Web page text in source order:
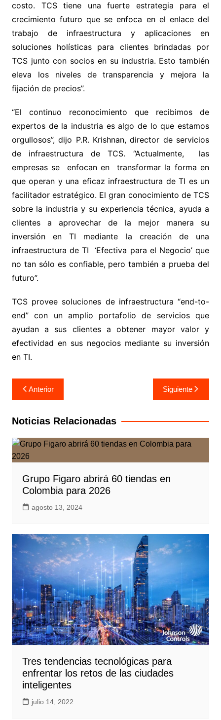
costo. TCS tiene una fuerte estrategia para el
crecimiento futuro que se enfoca en el enlace del
trabajo de infraestructura y aplicaciones en
soluciones holísticas para clientes brindadas por
TCS junto con socios en su industria. Esto también
eleva los niveles de transparencia y mejora la
fijación de precios”.
“El continuo reconocimiento que recibimos de
expertos de la industria es algo de lo que estamos
orgullosos”, dijo P.R. Krishnan, director de servicios
de infraestructura de TCS. “Actualmente, las
empresas se enfocan en transformar la forma en
que operan y una eficaz infraestructura de TI es un
facilitador estratégico. El gran conocimiento de TCS
sobre la industria y su experiencia técnica, ayuda a
clientes a aprovechar de la mejor manera su
inversión en TI mediante la creación de una
infraestructura de TI ‘Efectiva para el Negocio’ que
no tan sólo es confiable, pero también a prueba del
futuro”.
TCS provee soluciones de infraestructura “end-to-
end” con un amplio portafolio de servicios que
ayudan a sus clientes a obtener mayor valor y
efectividad en sus negocios mediante su inversión
en TI.
Navegación
de
entradas
Anterior Siguiente
Noticias Relacionadas
Grupo Figaro abrirá 60 tiendas en
Colombia para 2026
agosto 13, 2024
Tres tendencias tecnológicas para
enfrentar los retos de las ciudades
inteligentes
julio 14, 2022